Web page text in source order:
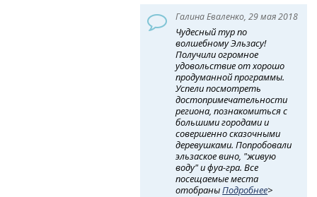
Галина Еваленко, 29 мая 2018
Чудесный тур по
волшебному Эльзасу!
Получили огромное
удовольствие от хорошо
продуманной программы.
Успели посмотреть
достопримечательности
региона, познакомиться с
большими городами и
совершенно сказочными
деревушками. Попробовали
эльзаское вино, "живую
воду" и фуа-гра. Все
посещаемые места
отобраныПодробнее>